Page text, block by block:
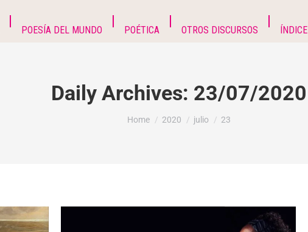
POESÍA DEL MUNDO POÉTICA OTROS DISCURSOS ÍNDICE
Daily Archives: 23/07/2020
You are here:
Home 2020 julio 23